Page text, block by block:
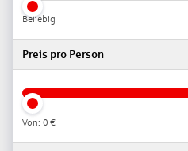
Beliebig
Preis pro Person
Von: 0 €